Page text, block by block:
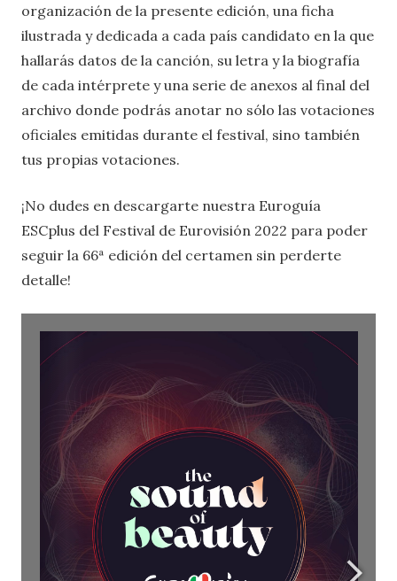
organización de la presente edición, una ficha
ilustrada y dedicada a cada país candidato en la que
hallarás datos de la canción, su letra y la biografía
de cada intérprete y una serie de anexos al final del
archivo donde podrás anotar no sólo las votaciones
oficiales emitidas durante el festival, sino también
tus propias votaciones.
¡No dudes en descargarte nuestra Euroguía
ESCplus del Festival de Eurovisión 2022 para poder
seguir la 66ª edición del certamen sin perderte
detalle!